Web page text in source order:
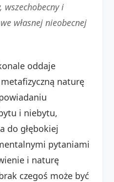
wszechobecny i
własnej nieobecnej
oddaje
naturę
i niebytu,
do głębokiej
pytaniami
i naturę
czegoś może być